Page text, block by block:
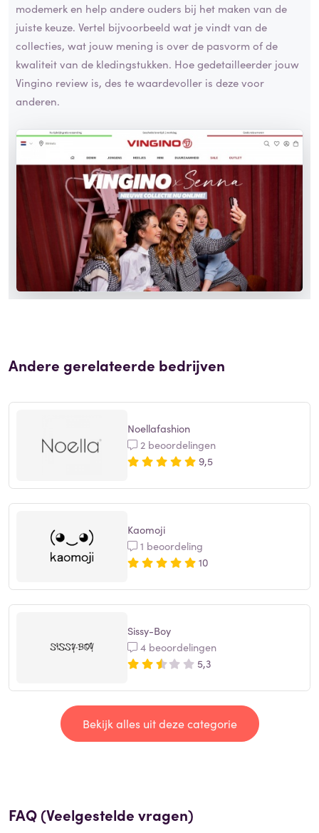
modemerk en help andere ouders bij het maken van de
juiste keuze. Vertel bijvoorbeeld wat je vindt van de
collecties, wat jouw mening is over de pasvorm of de
kwaliteit van de kledingstukken. Hoe gedetailleerder jouw
Vingino review is, des te waardevoller is deze voor
anderen.
Andere gerelateerde bedrijven
Noellafashion
2 beoordelingen
9,5
Kaomoji
1 beoordeling
10
Sissy-Boy
4 beoordelingen
5,3
Bekijk alles uit deze categorie
FAQ (Veelgestelde vragen)